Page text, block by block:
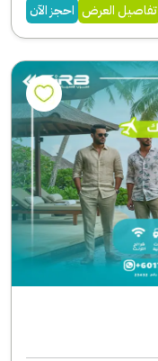
تفاصيل العرض احجز الآن